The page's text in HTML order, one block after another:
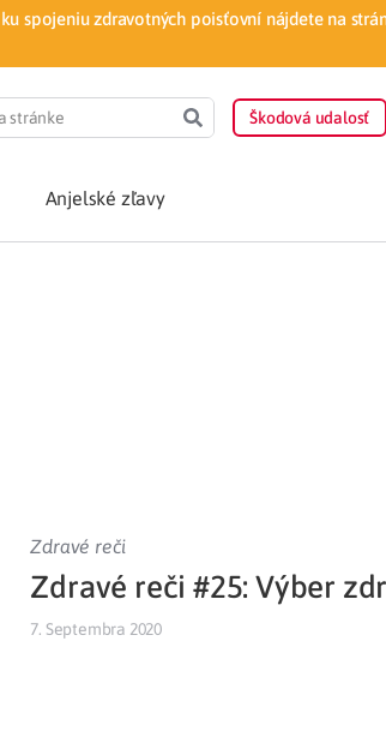
spojeniu zdravotných poisťovní nájdete na
Škodová udalosť
domova
Liečba v
Anjelské zľavy
Zdravé reči
Zdravé reči #25: Výber
7. Septembra 2020